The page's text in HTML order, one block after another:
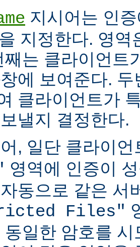
지시어는 인
을 지정한다. 영역
째는 클라이언트
에 보여준다.
클라이언트가
낼지 결정한다.
, 일단 클라이
영역에 인증이
동으로 같은 서
Files"
동일한 암호를